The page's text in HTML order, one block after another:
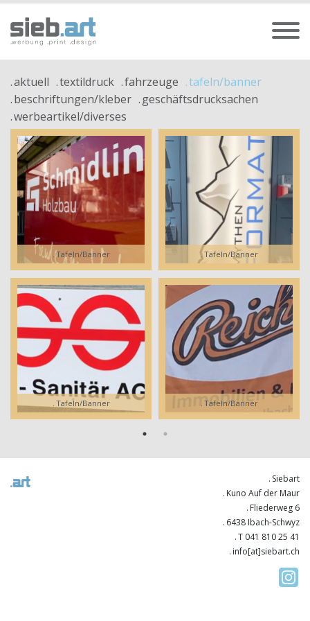
aktuell textildruck fahrzeuge
tafeln/banner
beschriftungen/kleber
geschäftsdrucksachen
werbeartikel/diverses
Tafeln/Banner Tafeln/Banner
Tafeln/Banner Tafeln/Banner
Siebart
Kuno Auf der Maur
Fliederweg 6
6438 Ibach-Schwyz
T 041 810 25 41
info[at]siebart.ch